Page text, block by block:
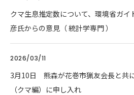
クマ生息推定数について、環境省ガ
彦氏からの意見（ 統計学専門 ）
2026/03/11
3月10日 熊森が花巻市猟友会長と共
（クマ編）に申し入れ